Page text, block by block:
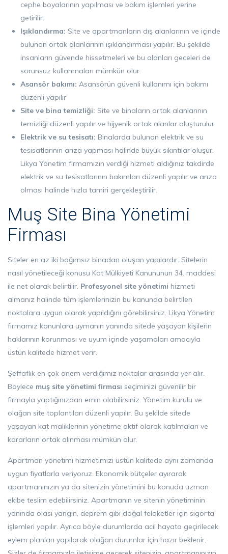
cephe boyalarının yapılması ve bakım işlemleri yerine
getirilir.
Işıklandırma: Site ve apartmanların dış alanlarının ve içinde
bulunan ortak alanlarının ışıklandırması yapılır. Bu şekilde
insanların güvende hissetmeleri ve bu alanları geceleri de
sorunsuz kullanmaları mümkün olur.
Asansör bakımı: Asansörün güvenli kullanımı için bakımı
düzenli yapılır
Site ve bina temizliği: Site ve binaların ortak alanlarının
temizliği düzenli yapılır ve hijyenik ortak alanlar oluşturulur.
Elektrik ve su tesisatı: Binalarda bulunan elektrik ve su
tesisatlarının arıza yapması halinde büyük sıkıntılar oluşur.
Likya Yönetim firmamızın verdiği hizmeti aldığınız takdirde
elektrik ve su tesisatlarının bakımları düzenli yapılır ve arıza
olması halinde hızla tamiri gerçekleştirilir.
Muş Site Bina Yönetimi
Firması
Siteler en az iki bağımsız binadan oluşan yapılardır. Sitelerin
nasıl yönetileceği konusu Kat Mülkiyeti Kanununun 34. maddesi
ile net olarak belirtilir. Profesyonel site yönetimi hizmeti
almanız halinde tüm işlemlerinizin bu kanunda belirtilen
noktalara uygun olarak yapıldığını görebilirsiniz. Likya Yönetim
firmamız kanunlara uymanın yanında sitede yaşayan kişilerin
haklarının korunması ve uyum içinde yaşamaları amacıyla
üstün kalitede hizmet verir.
Şeffaflık en çok önem verdiğimiz noktalar arasında yer alır.
Böylece muş site yönetimi firması seçiminizi güvenilir bir
firmayla yaptığınızdan emin olabilirsiniz. Yönetim kurulu ve
olağan site toplantıları düzenli yapılır. Bu şekilde sitede
yaşayan kat maliklerinin yönetime aktif olarak katılmaları ve
kararların ortak alınması mümkün olur.
Apartman yönetimi hizmetimizi üstün kalitede aynı zamanda
uygun fiyatlarla veriyoruz. Ekonomik bütçeler ayırarak
apartmanınızın ya da sitenizin yönetimini bu konuda uzman
ekibe teslim edebilirsiniz. Apartmanın ve sitenin yönetiminin
yanında olası yangın, deprem gibi doğal felaketler için sigorta
işlemleri yapılır. Ayrıca böyle durumlarda acil hayata geçirilecek
eylem planları yapılarak olağan durumlar için hazır beklenir.